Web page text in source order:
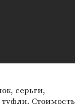
серьги,
Стоимость